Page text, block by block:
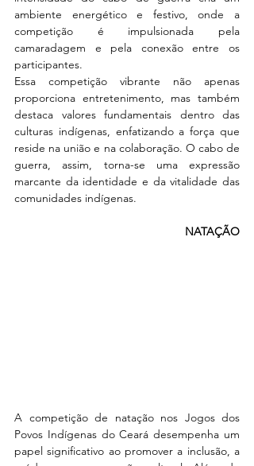
ambiente energético e festivo, onde a
competição é impulsionada pela
camaradagem e pela conexão entre os
participantes.
Essa competição vibrante não apenas
proporciona entretenimento, mas também
destaca valores fundamentais dentro das
culturas indígenas, enfatizando a força que
reside na união e na colaboração. O cabo de
guerra, assim, torna-se uma expressão
marcante da identidade e da vitalidade das
comunidades indígenas.
NATAÇÃO
A competição de natação nos Jogos dos
Povos Indígenas do Ceará desempenha um
papel significativo ao promover a inclusão, a